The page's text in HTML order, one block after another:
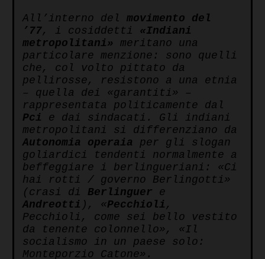
All’interno del movimento del
’77, i cosiddetti «Indiani
metropolitani» meritano una
particolare menzione: sono quelli
che, col volto pittato da
pellirosse, resistono a una etnia
– quella dei «garantiti» –
rappresentata politicamente dal
Pci e dai sindacati. Gli indiani
metropolitani si differenziano da
Autonomia operaia per gli slogan
goliardici tendenti normalmente a
beffeggiare i berlingueriani: «Ci
hai rotti / governo Berlingotti»
(crasi di Berlinguer e
Andreotti ), «Pecchioli ,
Pecchioli, come sei bello vestito
da tenente colonnello», «Il
socialismo in un paese solo:
Monteporzio Catone».